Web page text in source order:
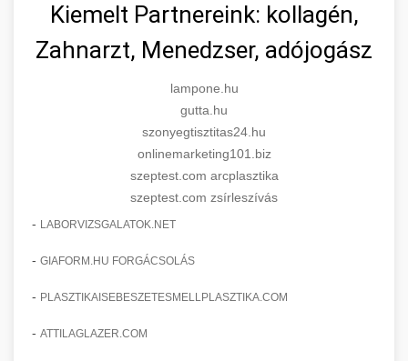
Kiemelt Partnereink: kollagén,
Zahnarzt, Menedzser, adójogász
lampone.hu
gutta.hu
szonyegtisztitas24.hu
onlinemarketing101.biz
szeptest.com arcplasztika
szeptest.com zsírleszívás
- LABORVIZSGALATOK.NET
- GIAFORM.HU FORGÁCSOLÁS
- PLASZTIKAISEBESZETESMELLPLASZTIKA.COM
- ATTILAGLAZER.COM